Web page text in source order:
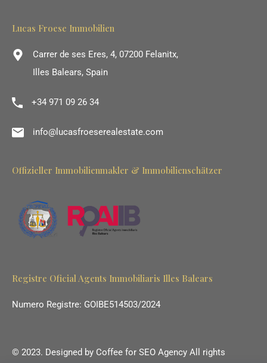
Lucas Froese Immobilien
Carrer de ses Eres, 4, 07200 Felanitx,
Illes Balears, Spain
+34 971 09 26 34
info@lucasfroeserealestate.com
Offizieller Immobilienmakler & Immobilienschätzer
Registre Oficial Agents Immobiliaris Illes Balears
Numero Registre: GOIBE514503/2024
© 2023. Designed by Coffee for SEO Agency All rights